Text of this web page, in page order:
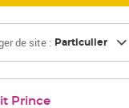
de site : Particulier
Prince